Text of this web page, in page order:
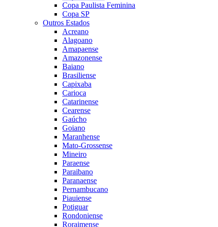
Copa Paulista Feminina
Copa SP
Outros Estados
Acreano
Alagoano
Amapaense
Amazonense
Baiano
Brasiliense
Capixaba
Carioca
Catarinense
Cearense
Gaúcho
Goiano
Maranhense
Mato-Grossense
Mineiro
Paraense
Paraibano
Paranaense
Pernambucano
Piauiense
Potiguar
Rondoniense
Roraimense